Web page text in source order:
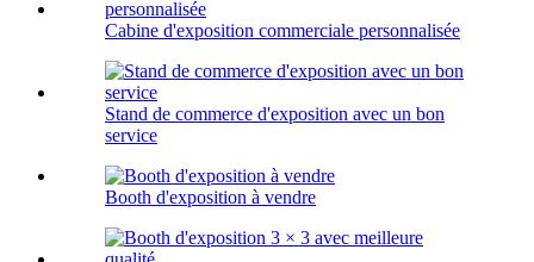
Cabine d'exposition commerciale personnalisée
Stand de commerce d'exposition avec un bon
service
Booth d'exposition à vendre